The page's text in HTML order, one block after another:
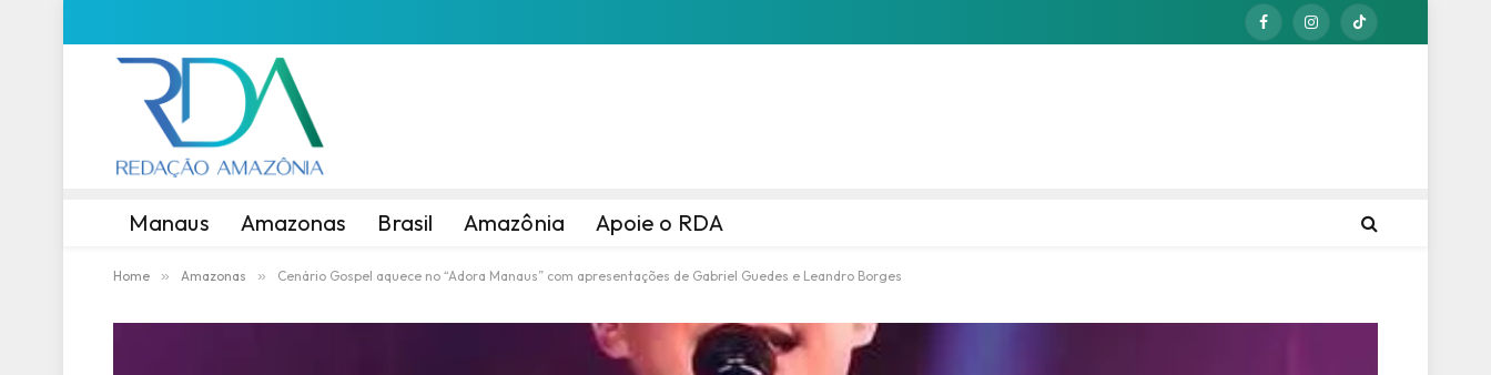
FacebookInstagramTikTok
Manaus Amazonas Brasil Amazônia Apoie o RDA
Home » Amazonas » Cenário Gospel aquece no “Adora Manaus” com apresentações de Gabriel Guedes e Leandro Borges